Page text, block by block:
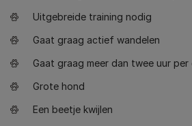
Uitgebreide training nodig
Gaat graag actief wandelen
Gaat graag meer dan twee uur per
Grote hond
Een beetje kwijlen